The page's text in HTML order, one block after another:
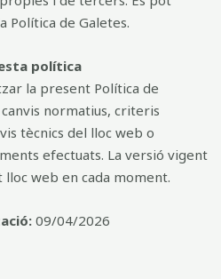
Política de Galetes.
política
la present Política de
normatius, criteris
tècnics del lloc web o
efectuats. La versió vigent
lloc web en cada moment.
09/04/2026